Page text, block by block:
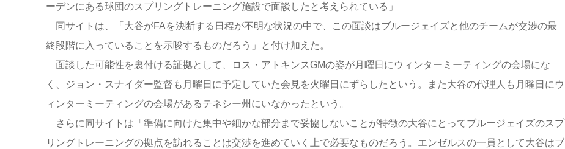
ーデンにある球団のスプリングトレーニング施設で面談したと考えられている」
同サイトは、「大谷がFAを決断する日程が不明な状況の中で、この面談はブルージェイズと他のチームが交渉の最
終段階に入っていることを示唆するものだろう」と付け加えた。
面談した可能性を裏付ける証拠として、ロス・アトキンスGMの姿が月曜日にウィンターミーティングの会場にな
く、ジョン・スナイダー監督も月曜日に予定していた会見を火曜日にずらしたという。また大谷の代理人も月曜日にウ
ィンターミーティングの会場があるテネシー州にいなかったという。
さらに同サイトは「準備に向けた集中や細かな部分まで妥協しないことが特徴の大谷にとってブルージェイズのスプ
リングトレーニングの拠点を訪れることは交渉を進めていく上で必要なものだろう。エンゼルスの一員として大谷はブ